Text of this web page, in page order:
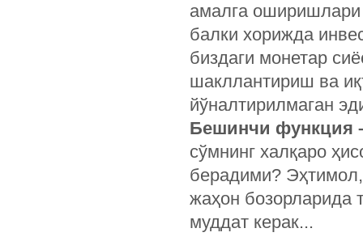
амалга оширишлари
балки хорижда
биздаги монетар
шакллантириш ва
йўналтирилмаган
Бешинчи функция
сўмнинг халқаро
берадими?
жаҳон бозорларида
муддат керак...